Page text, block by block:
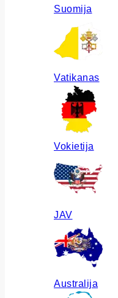
Suomija
Vatikanas
Vokietija
JAV
Australija